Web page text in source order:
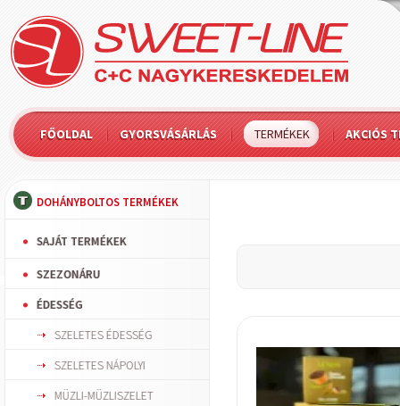
FŐOLDAL GYORSVÁSÁRLÁS TERMÉKEK AKCIÓS
DOHÁNYBOLTOS TERMÉKEK
SAJÁT TERMÉKEK
SZEZONÁRU
ÉDESSÉG
SZELETES ÉDESSÉG
SZELETES NÁPOLYI
MÜZLI-MÜZLISZELET